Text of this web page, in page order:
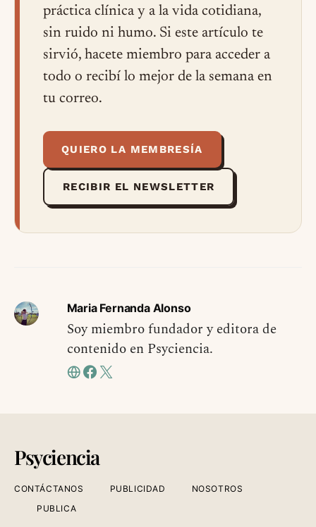
práctica clínica y a la vida cotidiana,
sin ruido ni humo. Si este artículo te
sirvió, hacete miembro para acceder a
todo o recibí lo mejor de la semana en
tu correo.
QUIERO LA MEMBRESÍA
RECIBIR EL NEWSLETTER
Maria Fernanda Alonso
Soy miembro fundador y editora de
contenido en Psyciencia.
Psyciencia
CONTÁCTANOS PUBLICIDAD
NOSOTROS
PUBLICA